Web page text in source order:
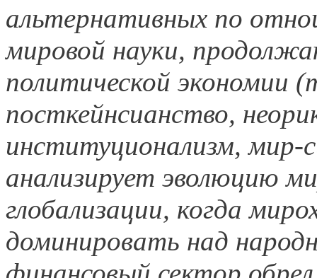
альтернативных по
мировой науки,
политической экономии
посткейнсианство,
институционализм, мир-
анализирует эволюцию
глобализации, когда
доминировать над